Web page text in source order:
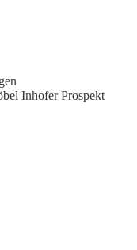
Inhofer Prospekt